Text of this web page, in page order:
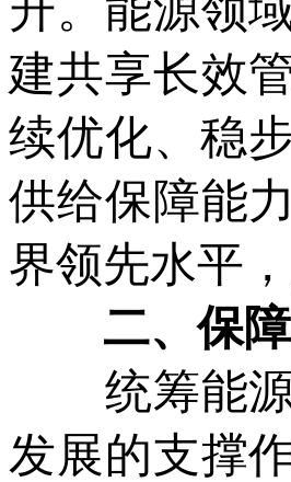
建共享长效
续优化、稳
供给保障能
界领先水平
二、保障
统筹能源
发展的支撑